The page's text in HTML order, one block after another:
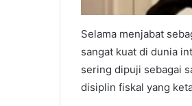
Selama menjabat
sangat kuat di dunia
sering dipuji sebagai
disiplin fiskal yang